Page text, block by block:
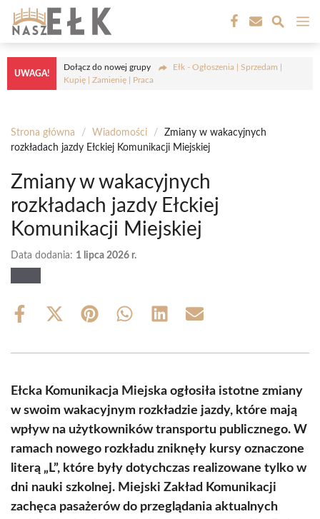
Przejdź
treści
UWAGA!
Dołącz do nowej grupy
Ełk - Ogłoszenia | Sprzedam |
Kupię | Zamienię | Praca
Strona główna / Wiadomości /
Zmiany w wakacyjnych
rozkładach jazdy Ełckiej Komunikacji Miejskiej
Zmiany w wakacyjnych
rozkładach jazdy Ełckiej
Komunikacji Miejskiej
Data dodania: 1 lipca 2026 r.
Share
Share
(Twitter)
Share Share Share Share
Ełcka Komunikacja Miejska ogłosiła istotne zmiany
w swoim wakacyjnym rozkładzie jazdy, które mają
wpływ na użytkowników transportu publicznego. W
ramach nowego rozkładu zniknęły kursy oznaczone
literą „L”, które były dotychczas realizowane tylko w
dni nauki szkolnej. Miejski Zakład Komunikacji
zachęca pasażerów do przeglądania aktualnych